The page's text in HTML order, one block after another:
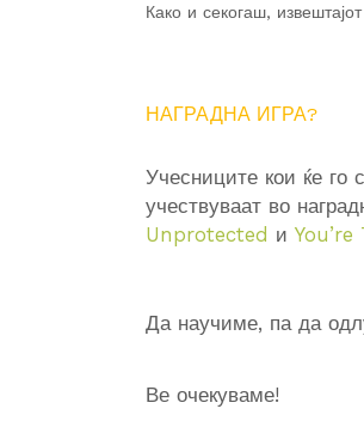
Како и секогаш,
НАГРАДНА ИГРА?
Учесниците кои ќе го
учествуваат во
Unprotected и
Да научиме, па да
Ве очекуваме!